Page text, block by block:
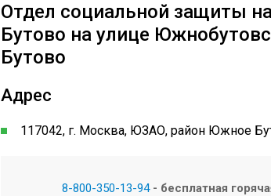
Отдел социальной защиты
Бутово на улице
Бутово
Адрес
117042, г. Москва, ЮЗАО, район Южное
8-800-350-13-94- бесплатная